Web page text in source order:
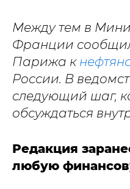
Между тем в
Франции
Парижа к
России. В
следующий шаг,
обсуждаться
Редакция
любую